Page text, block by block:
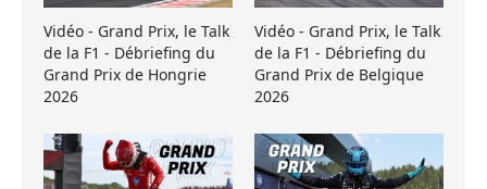
Vidéo - Grand Prix, le Talk
de la F1 - Débriefing du
Grand Prix de Hongrie
2026
Vidéo - Grand Prix, le Talk
de la F1 - Débriefing du
Grand Prix de Belgique
2026